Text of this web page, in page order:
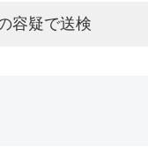
容疑で送検